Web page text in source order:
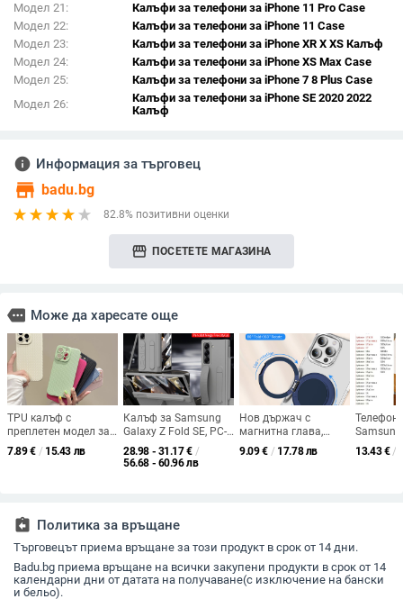
Модел 21:
Калъфи за телефони за iPhone 11 Pro Case
Модел 22:
Калъфи за телефони за iPhone 11 Case
Модел 23:
Калъфи за телефони за iPhone XR X XS Калъф
Модел 24:
Калъфи за телефони за iPhone XS Max Case
Модел 25:
Калъфи за телефони за iPhone 7 8 Plus Case
Модел 26:
Калъфи за телефони за iPhone SE 2020 2022
Калъф
info Информация за търговец
store badu.bg
82.8% позитивни оценки
storefront ПОСЕТЕТЕ МАГАЗИНА
more Може да харесате още
TPU калъф с
преплетен модел за
iPhone 12–14 серия,
удароустойчив и
7.89€ / 15.43 лв
Калъф за Samsung
Galaxy Z Fold SE, PC-
инжекционно
формован,
интегриран
28.98 - 31.17€ /
56.68 - 60.96 лв
Нов държач с
магнитна глава,
универсален за
всички модели,
9.09€ / 17.78 лв
Edge,
Plus и
13.43€ /
assignment_return Политика за връщане
Търговецът приема връщане за този продукт в срок от 14 дни.
Badu.bg приема връщане на всички закупени продукти в срок от 14
календарни дни от датата на получаване(с изключение на бански
и бельо).